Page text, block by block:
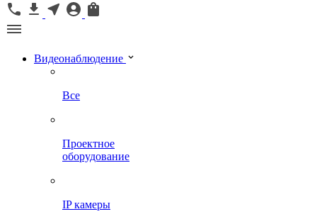
Видеонаблюдение
Все
Проектное
оборудование
IP камеры